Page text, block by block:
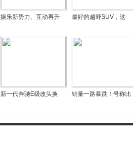
娱乐新势力、互动再升 最好的越野SUV，这
新一代奔驰E级改头换 销量一路暴跌！号称比